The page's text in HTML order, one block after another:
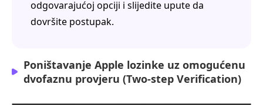
odgovarajućoj opciji i slijedite upute da
dovršite postupak.
Poništavanje Apple lozinke uz omogućenu
dvofaznu provjeru (Two-step Verification)